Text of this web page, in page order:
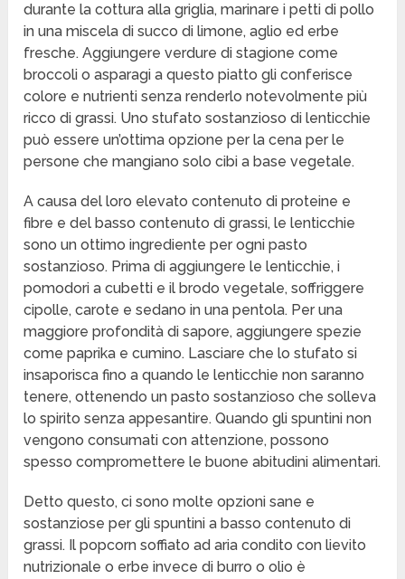
durante la cottura alla griglia, marinare i petti di pollo
in una miscela di succo di limone, aglio ed erbe
fresche. Aggiungere verdure di stagione come
broccoli o asparagi a questo piatto gli conferisce
colore e nutrienti senza renderlo notevolmente più
ricco di grassi. Uno stufato sostanzioso di lenticchie
può essere un’ottima opzione per la cena per le
persone che mangiano solo cibi a base vegetale.
A causa del loro elevato contenuto di proteine e
fibre e del basso contenuto di grassi, le lenticchie
sono un ottimo ingrediente per ogni pasto
sostanzioso. Prima di aggiungere le lenticchie, i
pomodori a cubetti e il brodo vegetale, soffriggere
cipolle, carote e sedano in una pentola. Per una
maggiore profondità di sapore, aggiungere spezie
come paprika e cumino. Lasciare che lo stufato si
insaporisca fino a quando le lenticchie non saranno
tenere, ottenendo un pasto sostanzioso che solleva
lo spirito senza appesantire. Quando gli spuntini non
vengono consumati con attenzione, possono
spesso compromettere le buone abitudini alimentari.
Detto questo, ci sono molte opzioni sane e
sostanziose per gli spuntini a basso contenuto di
grassi. Il popcorn soffiato ad aria condito con lievito
nutrizionale o erbe invece di burro o olio è